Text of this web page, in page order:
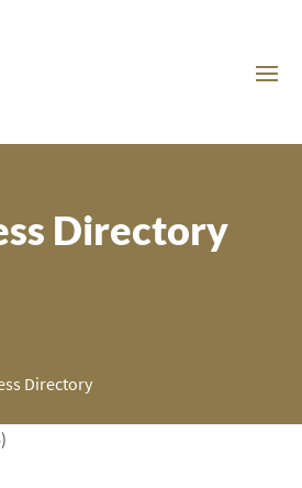
Directory
Directory